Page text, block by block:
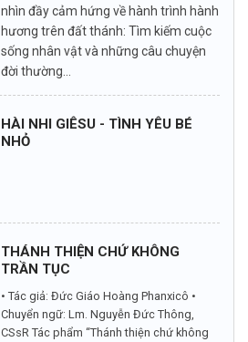
nhìn đầy cảm hứng về hành trình hành
hương trên đất thánh: Tìm kiếm cuộc
sống nhân vật và những câu chuyện
đời thường...
HÀI NHI GIÊSU - TÌNH YÊU BÉ
NHỎ
THÁNH THIỆN CHỨ KHÔNG
TRẦN TỤC
• Tác giả: Đức Giáo Hoàng Phanxicô •
Chuyển ngữ: Lm. Nguyễn Đức Thông,
CSsR Tác phẩm “Thánh thiện chứ không